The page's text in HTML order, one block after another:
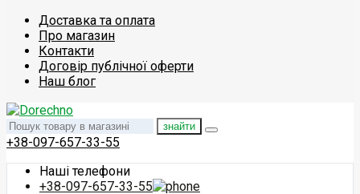
Доставка та оплата
Про магазин
Контакти
Договір публічної оферти
Наш блог
знайти
+38-097-657-33-55
Наші телефони
+38-097-657-33-55